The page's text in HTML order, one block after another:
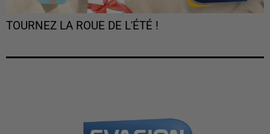
TOURNEZ LA ROUE DE L'ÉTÉ !